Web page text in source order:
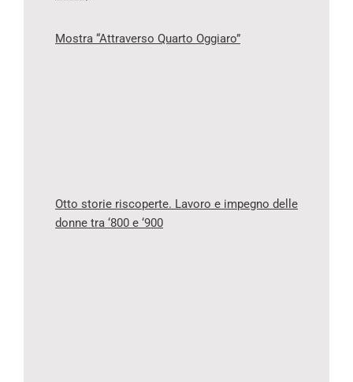
Mostra “Attraverso Quarto Oggiaro”
Otto storie riscoperte. Lavoro e impegno delle
donne tra ‘800 e ‘900